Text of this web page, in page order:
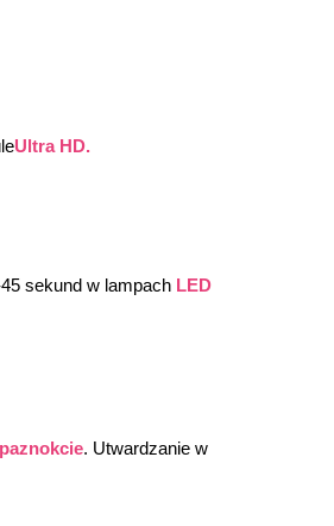
Ultra HD.
sekund w lampach LED
. Utwardzanie w